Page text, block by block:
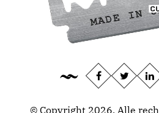
© Copyright 2026, Alle